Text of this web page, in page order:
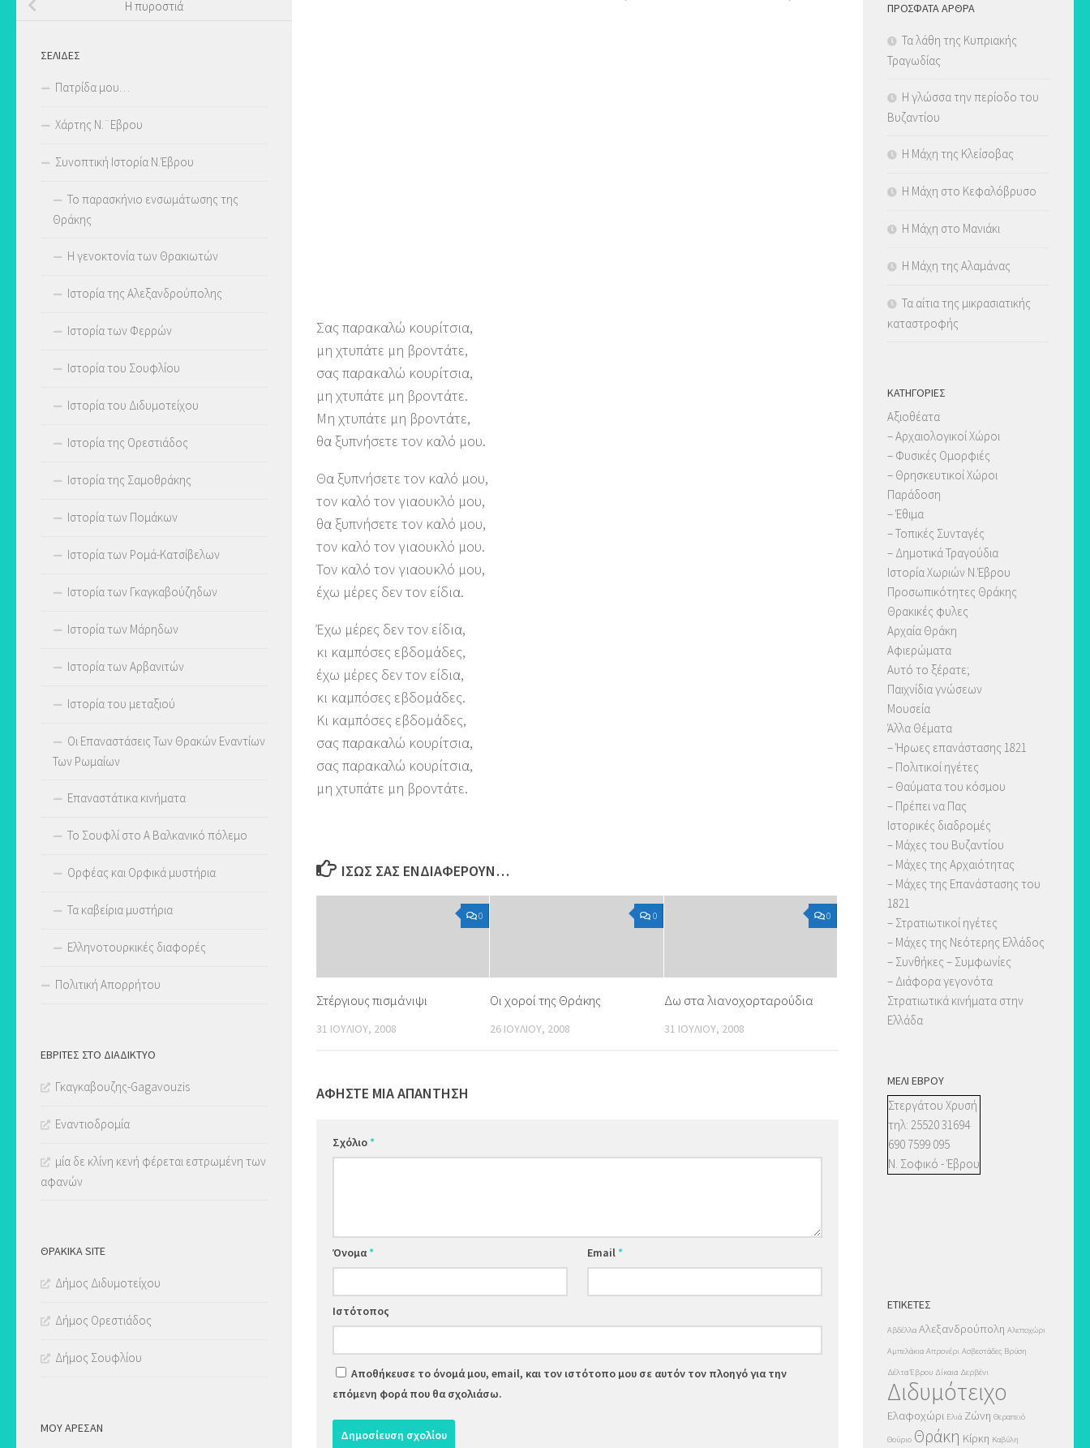
Σας παρακαλώ κουρίτσια,
μη χτυπάτε μη βροντάτε,
σας παρακαλώ κουρίτσια,
μη χτυπάτε μη βροντάτε.
Μη χτυπάτε μη βροντάτε,
θα ξυπνήσετε τον καλό μου.
Θα ξυπνήσετε τον καλό μου,
τον καλό τον γιαουκλό μου,
θα ξυπνήσετε τον καλό μου,
τον καλό τον γιαουκλό μου.
Τον καλό τον γιαουκλό μου,
έχω μέρες δεν τον είδια.
Έχω μέρες δεν τον είδια,
κι καμπόσες εβδομάδες,
έχω μέρες δεν τον είδια,
κι καμπόσες εβδομάδες.
Κι καμπόσες εβδομάδες,
σας παρακαλώ κουρίτσια,
σας παρακαλώ κουρίτσια,
μη χτυπάτε μη βροντάτε.
ΊΣΩΣ ΣΑΣ ΕΝΔΙΑΦΈΡΟΥΝ…
0
Στέργιους πισμάνιψι
31 ΙΟΥΛΊΟΥ, 2008
0
Οι χοροί της Θράκης
26 ΙΟΥΛΊΟΥ, 2008
0
Δω στα λιανοχορταρούδια
31 ΙΟΥΛΊΟΥ, 2008
ΑΦΉΣΤΕ ΜΙΑ ΑΠΆΝΤΗΣΗ
Σχόλιο*
Όνομα* Email*
Ιστότοπος
Αποθήκευσε το όνομά μου, email, και τον ιστότοπο μου σε αυτόν τον πλοηγό για την
επόμενη φορά που θα σχολιάσω.
Η πυροστιά
ΣΕΛΊΔΕΣ
Πατρίδα μου…
Χάρτης Ν.¨Εβρου
Συνοπτική Ιστορία Ν.Έβρου
Το παρασκήνιο ενσωμάτωσης της
Θράκης
Η γενοκτονία των Θρακιωτών
Ιστορία της Αλεξανδρούπολης
Ιστορία των Φερρών
Ιστορία του Σουφλίου
Ιστορία του Διδυμοτείχου
Ιστορία της Ορεστιάδος
Ιστορία της Σαμοθράκης
Ιστορία των Πομάκων
Ιστορία των Ρομά-Κατσίβελων
Ιστορία των Γκαγκαβούζηδων
Ιστορία των Μάρηδων
Ιστορία των Αρβανιτών
Ιστορία του μεταξιού
Οι Επαναστάσεις Των Θρακών Εναντίων
Των Ρωμαίων
Επαναστάτικα κινήματα
Το Σουφλί στο Α Βαλκανικό πόλεμο
Ορφέας και Ορφικά μυστήρια
Τα καβείρια μυστήρια
Ελληνοτουρκικές διαφορές
Πολιτική Απορρήτου
ΕΒΡΊΤΕΣ ΣΤΟ ΔΙΑΔΊΚΤΥΟ
Γκαγκαβουζης-Gagavouzis
Εναντιοδρομία
μία δε κλίνη κενή φέρεται εστρωμένη των
αφανών
ΘΡΑΚΙΚΑ SITE
Δήμος Διδυμοτείχου
Δήμος Ορεστιάδος
Δήμος Σουφλίου
ΜΟΥ ΆΡΕΣΑΝ
ΠΡΌΣΦΑΤΑ ΆΡΘΡΑ
Τα λάθη της Κυπριακής
Τραγωδίας
Η γλώσσα την περίοδο του
Βυζαντίου
Η Μάχη της Κλείσοβας
Η Μάχη στο Κεφαλόβρυσο
Η Μάχη στο Μανιάκι
Η Μάχη της Αλαμάνας
Τα αίτια της μικρασιατικής
καταστροφής
KΑΤΗΓΟΡΊΕΣ
Αξιοθέατα
– Αρχαιολογικοί Χώροι
– Φυσικές Ομορφιές
– Θρησκευτικοί Χώροι
Παράδοση
– Έθιμα
– Τοπικές Συνταγές
– Δημοτικά Τραγούδια
Ιστορία Χωριών Ν.Έβρου
Προσωπικότητες Θράκης
Θρακικές φυλες
Αρχαία Θράκη
Αφιερώματα
Αυτό το ξέρατε;
Παιχνίδια γνώσεων
Μουσεία
Άλλα Θέματα
– Ήρωες επανάστασης 1821
– Πολιτικοί ηγέτες
– Θαύματα του κόσμου
– Πρέπει να Πας
Ιστορικές διαδρομές
– Μάχες του Βυζαντίου
– Μάχες της Αρχαιότητας
– Μάχες της Επανάστασης του
1821
– Στρατιωτικοί ηγέτες
– Μάχες της Νεότερης Ελλάδος
– Συνθήκες – Συμφωνίες
– Διάφορα γεγονότα
Στρατιωτικά κινήματα στην
Ελλάδα
ΜΈΛΙ ΈΒΡΟΥ
Στεργάτου Χρυσή
τηλ: 25520 31694
690 7599 095
Ν. Σοφικό - Έβρου
ΕΤΙΚΈΤΕΣ
Αβδέλλα Αλεξανδρούπολη Αλεποχώρι
Αμπελάκια Απρονέρι Ασβεστάδες Βρύση
Δέλτα Έβρου Δίκαια Δερβένι
Διδυμότειχο
Ελαφοχώρι Ελιά Ζώνη Θεραπειό
Θούριο Θράκη Κίρκη Καβύλη